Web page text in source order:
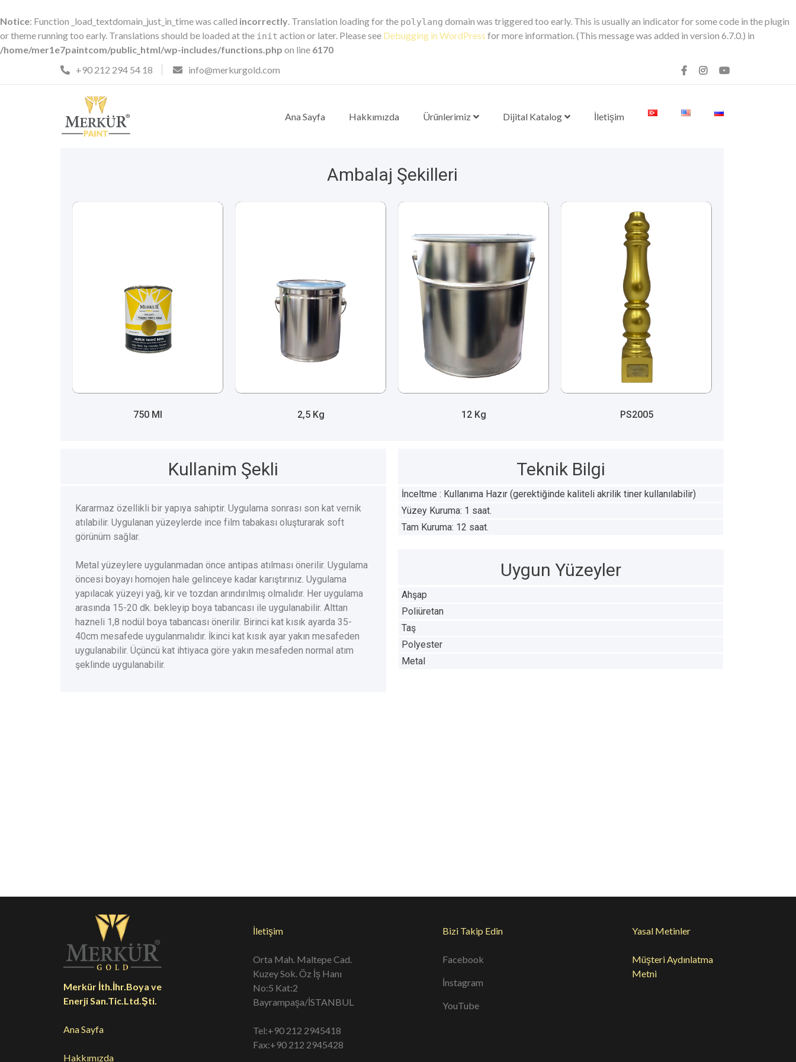
Notice: Function _load_textdomain_just_in_time was called incorrectly. Translation loading for the polylang domain was triggered too early. This is usually an indicator for some code in the plugin
or theme running too early. Translations should be loaded at the init action or later. Please see Debugging in WordPress for more information. (This message was added in version 6.7.0.) in
/home/mer1e7paintcom/public_html/wp-includes/functions.php on line 6170
+90 212 294 54 18
info@merkurgold.com
Ana Sayfa Hakkımızda Ürünlerimiz Dijital Katalog İletişim
Ambalaj Şekilleri
750 Ml 2,5 Kg 12 Kg PS2005
Kullanim Şekli
Kararmaz özellikli bir yapıya sahiptir. Uygulama sonrası son kat vernik
atılabilir. Uygulanan yüzeylerde ince film tabakası oluşturarak soft
görünüm sağlar.
Metal yüzeylere uygulanmadan önce antipas atılması önerilir. Uygulama
öncesi boyayı homojen hale gelinceye kadar karıştırınız. Uygulama
yapılacak yüzeyi yağ, kir ve tozdan arındırılmış olmalıdır. Her uygulama
arasında 15-20 dk. bekleyip boya tabancası ile uygulanabilir. Alttan
hazneli 1,8 nodül boya tabancası önerilir. Birinci kat kısık ayarda 35-
40cm mesafede uygulanmalıdır. İkinci kat kısık ayar yakın mesafeden
uygulanabilir. Üçüncü kat ihtiyaca göre yakın mesafeden normal atım
şeklinde uygulanabilir.
Teknik Bilgi
İnceltme : Kullanıma Hazır (gerektiğinde kaliteli akrilik tiner kullanılabilir)
Yüzey Kuruma: 1 saat.
Tam Kuruma: 12 saat.
Uygun Yüzeyler
Ahşap
Poliüretan
Taş
Polyester
Metal
Merkür İth.İhr.Boya ve
Enerji San.Tic.Ltd.Şti.
Ana Sayfa
Hakkımızda
İletişim
Orta Mah. Maltepe Cad.
Kuzey Sok. Öz İş Hanı
No:5 Kat:2
Bayrampaşa/İSTANBUL
Tel:+90 212 2945418
Fax:+90 212 2945428
Bizi Takip Edin
Facebook
İnstagram
YouTube
Yasal Metinler
Müşteri Aydınlatma
Metni